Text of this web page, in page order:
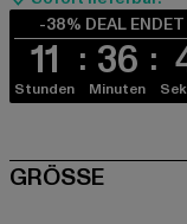
-38% DEAL ENDET
11
Stunden
36
Minuten
SIZE
GRÖSSE